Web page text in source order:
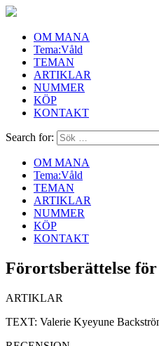
OM MANA
Tema:Våld
TEMAN
ARTIKLAR
NUMMER
KÖP
KONTAKT
Search for:
OM MANA
Tema:Våld
TEMAN
ARTIKLAR
NUMMER
KÖP
KONTAKT
Förortsberättelse för
ARTIKLAR
TEXT: Valerie Kyeyune